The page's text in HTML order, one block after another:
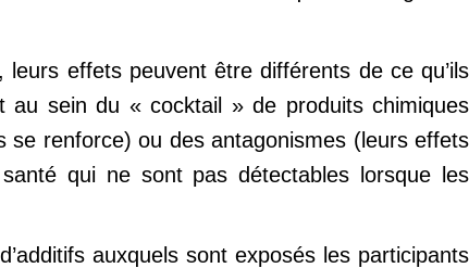
effets peuvent être différents de ce qu’ils
au sein du « cocktail » de produits chimiques
se renforce) ou des antagonismes (leurs effets
qui ne sont pas détectables lorsque les
auxquels sont exposés les participants